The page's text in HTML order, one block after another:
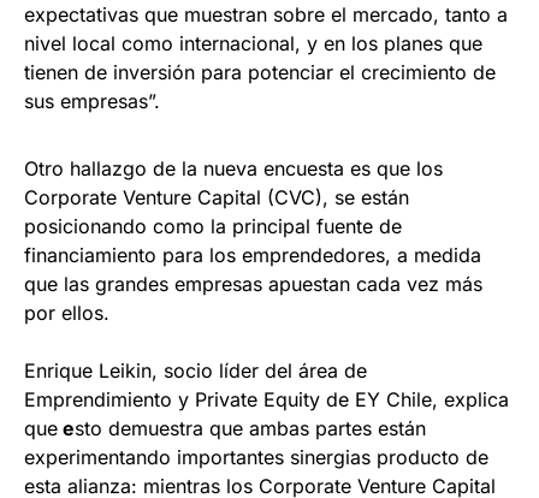
expectativas que muestran sobre el mercado, tanto a
nivel local como internacional, y en los planes que
tienen de inversión para potenciar el crecimiento de
sus empresas”.
Otro hallazgo de la nueva encuesta es que los
Corporate Venture Capital (CVC), se están
posicionando como la principal fuente de
financiamiento para los emprendedores, a medida
que las grandes empresas apuestan cada vez más
por ellos.
Enrique Leikin, socio líder del área de
Emprendimiento y Private Equity de EY Chile, explica
que esto demuestra que ambas partes están
experimentando importantes sinergias producto de
esta alianza: mientras los Corporate Venture Capital